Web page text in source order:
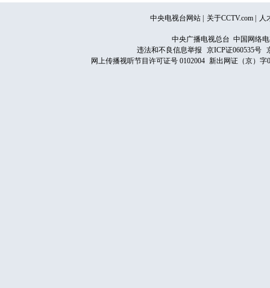
中央电视台网站 关于CCTV.com 人
中央广播电视总台 中国网络
违法和不良信息举报
京ICP证060535号
网上传播视听节目许可证号 0102004 新出网证（京）